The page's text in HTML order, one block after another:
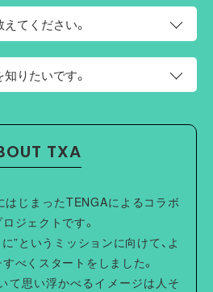
ズという項目がございます。そち
すので、お手持ちの洋服と比較し
てください。
な肌あたりの高密度ブロードを使
りたいです。
際はネットを使用し、他のものと分
い。洗濯により収縮やねじれ、型
に裁ち切り部分があるため、着用
れる場合があります。
TXA
はじまったTENGAによるコラボ
ジェクトです。
”というミッションに向けて、よ
べくスタートをしました。
て思い浮かべるイメージは人そ